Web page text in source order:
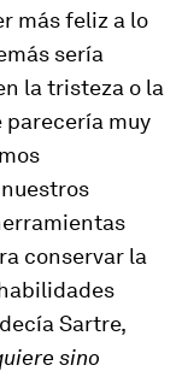
más feliz a lo
sería
la tristeza o la
parecería muy
conservar la
Sartre,
sino